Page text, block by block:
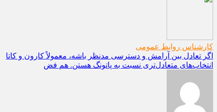
کارشناس روابط عمومی
اگر تعادل بین آرامش و دسترسی مدنظر باشه، معمولاً کارون و کاتا
انتخاب‌های متعادل‌تری نسبت به پاتونگ هستن. هم فض